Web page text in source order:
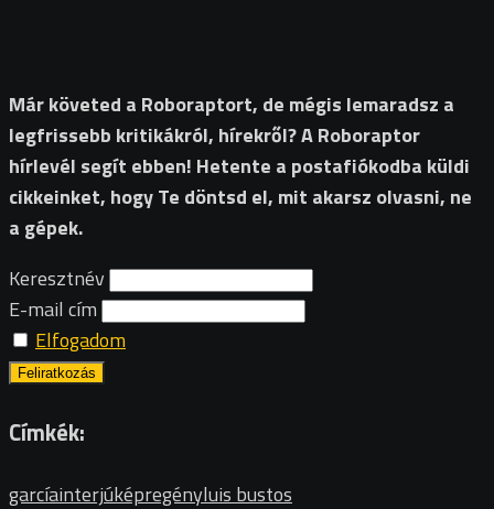
Már követed a Roboraptort, de mégis lemaradsz a
legfrissebb kritikákról, hírekről? A Roboraptor
hírlevél segít ebben! Hetente a postafiókodba küldi
cikkeinket, hogy Te döntsd el, mit akarsz olvasni, ne
a gépek.
Keresztnév
E-mail cím
Elfogadom
Címkék:
garcíainterjúképregényluis bustos